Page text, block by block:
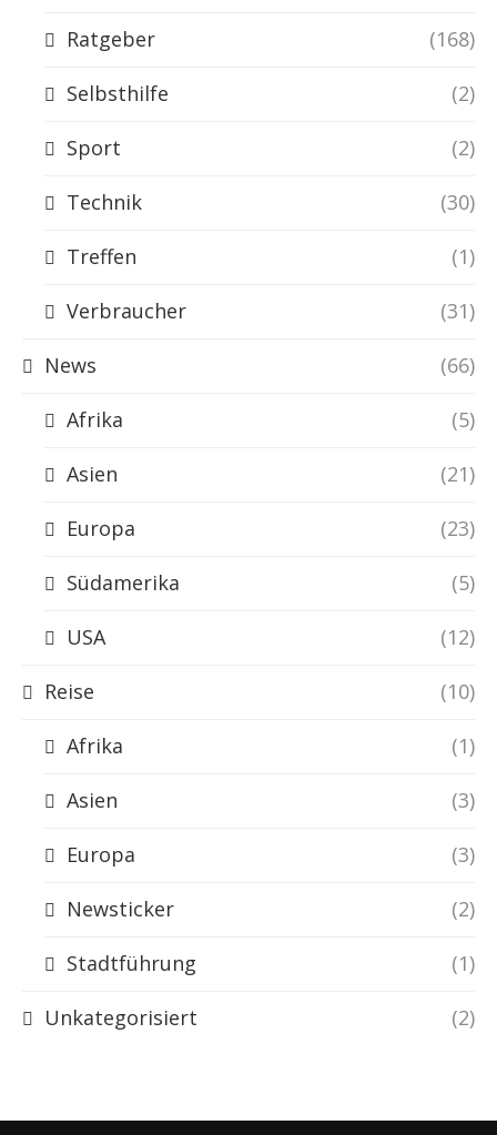
Ratgeber (168)
Selbsthilfe (2)
Sport (2)
Technik (30)
Treffen (1)
Verbraucher (31)
News (66)
Afrika (5)
Asien (21)
Europa (23)
Südamerika (5)
USA (12)
Reise (10)
Afrika (1)
Asien (3)
Europa (3)
Newsticker (2)
Stadtführung (1)
Unkategorisiert (2)